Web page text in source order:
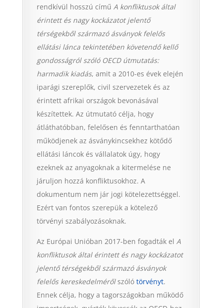
rendkívül hosszú című A konfliktusok által
érintett és nagy kockázatot jelentő
térségekből származó ásványok felelős
ellátási lánca tekintetében követendő kellő
gondosságról szóló OECD útmutatás:
harmadik kiadás, amit a 2010-es évek elején
iparági szereplők, civil szervezetek és az
érintett afrikai országok bevonásával
készítettek. Az útmutató célja, hogy
átláthatóbban, felelősen és fenntarthatóan
működjenek az ásványkincsekhez kötődő
ellátási láncok és vállalatok úgy, hogy
ezeknek az anyagoknak a kitermelése ne
járuljon hozzá konfliktusokhoz. A
dokumentum nem jár jogi kötelezettséggel.
Ezért van fontos szerepük a kötelező
törvényi szabályozásoknak.
Az Európai Unióban 2017-ben fogadták el A
konfliktusok által érintett és nagy kockázatot
jelentő térségekből származó ásványok
felelős kereskedelmérőlszólótörvényt.
Ennek célja, hogy a tagországokban működő